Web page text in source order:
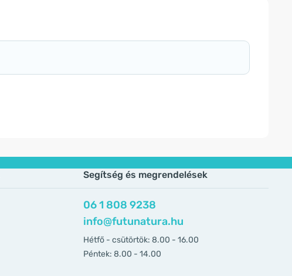
Segítség és megrendelések
06 1 808 9238
info@futunatura.hu
Hétfő - csütörtök: 8.00 - 16.00
Péntek: 8.00 - 14.00